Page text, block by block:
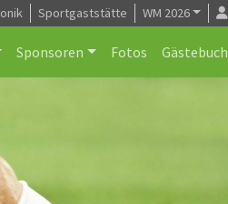
Sportgaststätte WM 2026
Sponsoren Fotos Gästebuch